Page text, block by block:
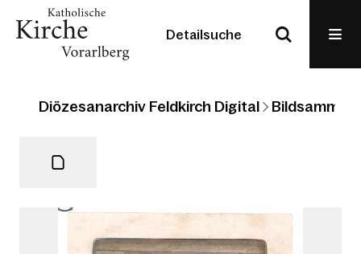
Detailsuche
Diözesanarchiv Feldkirch Digital